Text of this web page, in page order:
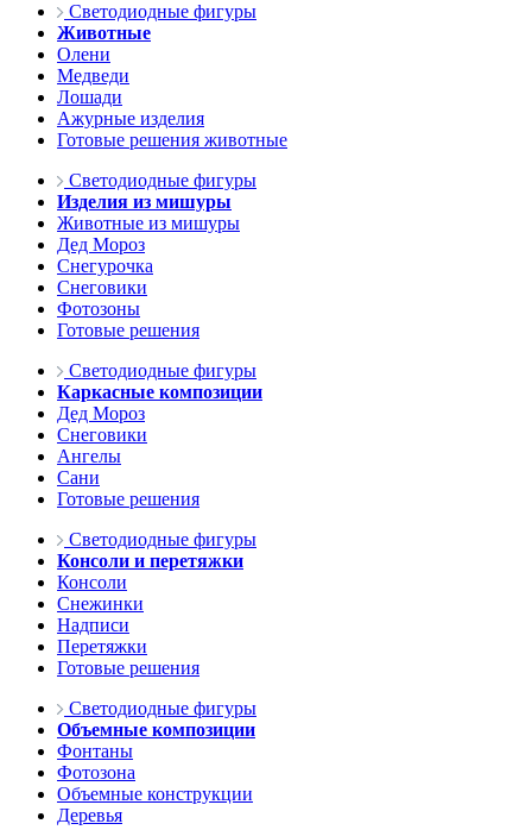
Светодиодные фигуры
Животные
Олени
Медведи
Лошади
Ажурные изделия
Готовые решения животные
Светодиодные фигуры
Изделия из мишуры
Животные из мишуры
Дед Мороз
Снегурочка
Снеговики
Фотозоны
Готовые решения
Светодиодные фигуры
Каркасные композиции
Дед Мороз
Снеговики
Ангелы
Сани
Готовые решения
Светодиодные фигуры
Консоли и перетяжки
Консоли
Снежинки
Надписи
Перетяжки
Готовые решения
Светодиодные фигуры
Объемные композиции
Фонтаны
Фотозона
Объемные конструкции
Деревья